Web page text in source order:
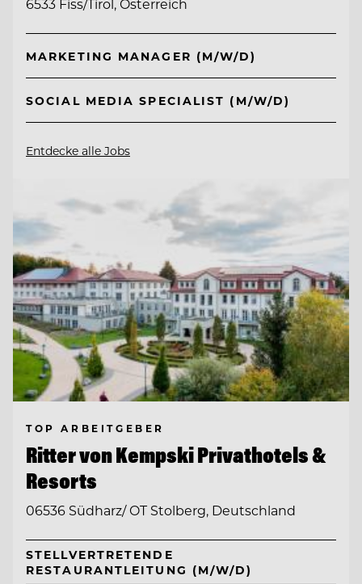
6533 Fiss/Tirol, Österreich
MARKETING MANAGER (M/W/D)
SOCIAL MEDIA SPECIALIST (M/W/D)
Entdecke alle Jobs
TOP ARBEITGEBER
Ritter von Kempski Privathotels &
Resorts
06536 Südharz/ OT Stolberg, Deutschland
STELLVERTRETENDE
RESTAURANTLEITUNG (M/W/D)